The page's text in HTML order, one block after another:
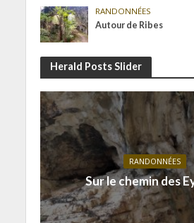
RANDONNÉES
Autour de Ribes
Herald Posts Slider
RANDONNÉES
Sur le chemin des